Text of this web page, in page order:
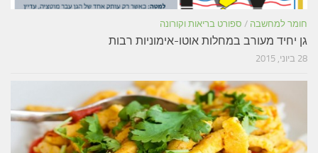
חומר למחשבה / ספורט בריאות וקורונה
גן יחיד מעורב במחלות אוטו-אימוניות רבות
28 ביוני, 2015